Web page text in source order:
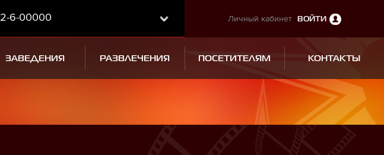
2-6-00000 Личный кабинет ВОЙТИ
ЗАВЕДЕНИЯ РАЗВЛЕЧЕНИЯ ПОСЕТИТЕЛЯМ КОНТАКТЫ